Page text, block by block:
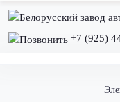
+7 (925)